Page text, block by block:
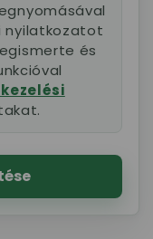
nyilatkozatot
és